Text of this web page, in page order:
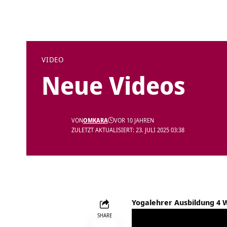
VIDEO
Neue Videos
ZULETZT AKTUALISIERT: 23. JULI 2025 03:38
VONOMKARA VOR 10 JAHREN
SHARE
Yogalehrer Ausbildung 4